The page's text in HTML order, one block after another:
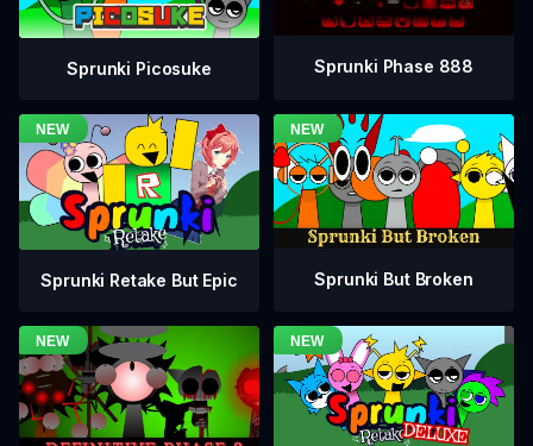
Sprunki Picosuke Sprunki Phase 888
Sprunki Retake But Epic Sprunki But Broken